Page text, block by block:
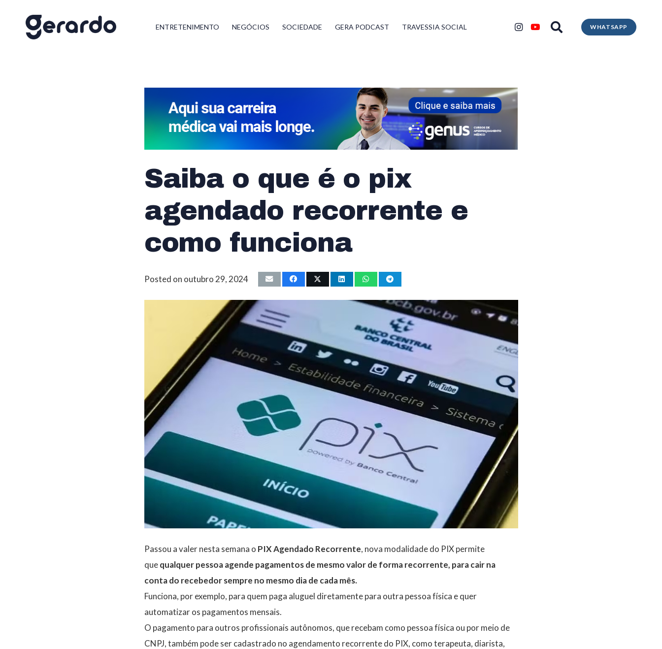
ENTRETENIMENTO NEGÓCIOS SOCIEDADE GERA PODCAST TRAVESSIA SOCIAL WHATSAPP
Saiba o que é o pix
agendado recorrente e
como funciona
Posted on outubro 29, 2024
Passou a valer nesta semana o PIX Agendado Recorrente, nova modalidade do PIX permite
quequalquer pessoa agende pagamentos de mesmo valor de forma recorrente, para cair na
conta do recebedor sempre no mesmo dia de cada mês.
Funciona, por exemplo, para quem paga aluguel diretamente para outra pessoa física e quer
automatizar os pagamentos mensais.
O pagamento para outros profissionais autônomos, que recebam como pessoa física ou por meio de
CNPJ, também pode ser cadastrado no agendamento recorrente do PIX, como terapeuta, diarista,